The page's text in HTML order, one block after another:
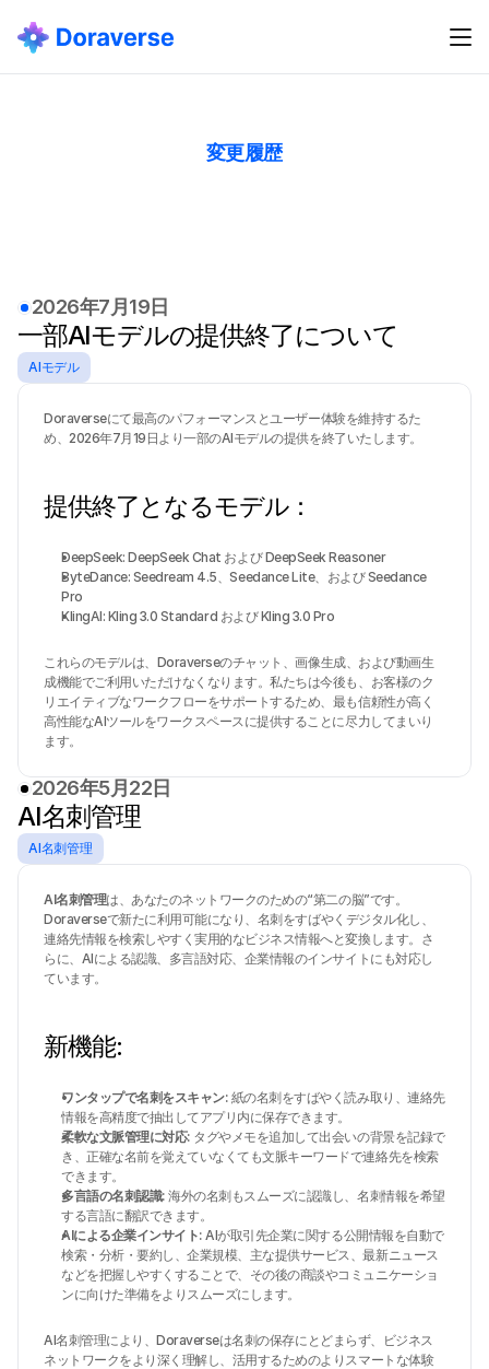
変更履歴
2026年7月19日
一部AIモデルの提供終了について
AIモデル
Doraverseにて最高のパフォーマンスとユーザー体験を維持するた
め、2026年7月19日より一部のAIモデルの提供を終了いたします。
提供終了となるモデル：
DeepSeek: DeepSeek Chat および DeepSeek Reasoner
ByteDance: Seedream 4.5、Seedance Lite、および Seedance
Pro
KlingAI: Kling 3.0 Standard および Kling 3.0 Pro
これらのモデルは、Doraverseのチャット、画像生成、および動画生
成機能でご利用いただけなくなります。私たちは今後も、お客様のク
リエイティブなワークフローをサポートするため、最も信頼性が高く
高性能なAIツールをワークスペースに提供することに尽力してまいり
ます。
2026年5月22日
AI名刺管理
AI名刺管理
AI名刺管理は、あなたのネットワークのための“第二の脳”です。
Doraverseで新たに利用可能になり、名刺をすばやくデジタル化し、
連絡先情報を検索しやすく実用的なビジネス情報へと変換します。さ
らに、AIによる認識、多言語対応、企業情報のインサイトにも対応し
ています。
新機能:
ワンタップで名刺をスキャン: 紙の名刺をすばやく読み取り、連絡先
情報を高精度で抽出してアプリ内に保存できます。
柔軟な文脈管理に対応: タグやメモを追加して出会いの背景を記録で
き、正確な名前を覚えていなくても文脈キーワードで連絡先を検索
できます。
多言語の名刺認識: 海外の名刺もスムーズに認識し、名刺情報を希望
する言語に翻訳できます。
AIによる企業インサイト: AIが取引先企業に関する公開情報を自動で
検索・分析・要約し、企業規模、主な提供サービス、最新ニュース
などを把握しやすくすることで、その後の商談やコミュニケーショ
ンに向けた準備をよりスムーズにします。
AI名刺管理により、Doraverseは名刺の保存にとどまらず、ビジネス
ネットワークをより深く理解し、活用するためのよりスマートな体験